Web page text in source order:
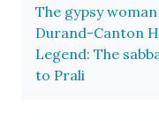
The gypsy
Durand-Canton
Legend: The
to Prali